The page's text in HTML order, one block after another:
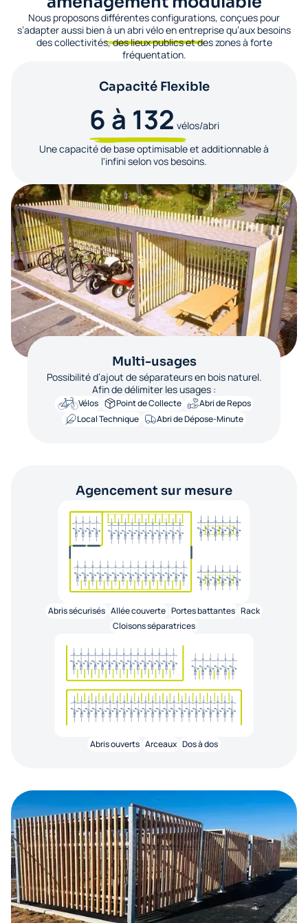
Nous proposons différentes configurations, conçues pour
s’adapter aussi bien à un abri vélo en entreprise qu’aux besoins
des collectivités, des lieux publics et des zones à forte
fréquentation.
Capacité Flexible
6 à 132 vélos/abri
Une capacité de base optimisable et additionnable à
l'infini selon vos besoins.
Multi-usages
Possibilité d’ajout de séparateurs en bois naturel.
Afin de délimiter les usages :
Vélos Point de Collecte
Abri de Repos
Local Technique
Abri de Dépose-Minute
Agencement sur mesure
Abris sécurisés Allée couverte Portes battantes Rack
Cloisons séparatrices
Abris ouverts Arceaux Dos à dos